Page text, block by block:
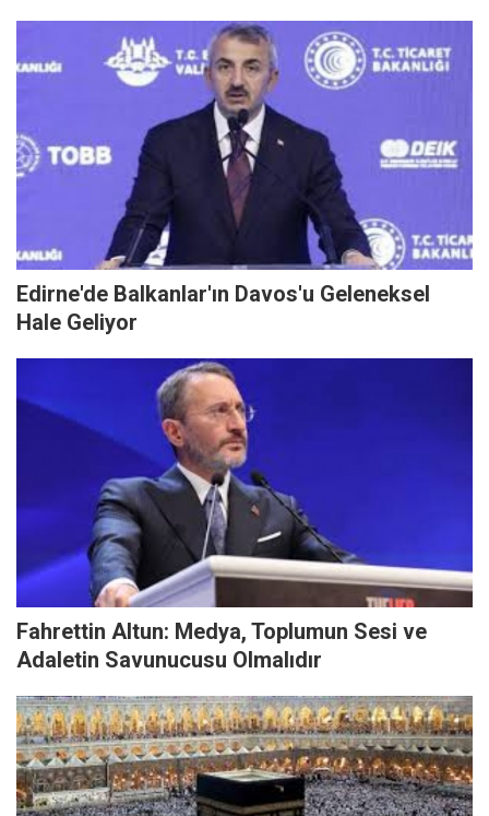
Edirne'de Balkanlar'ın Davos'u Geleneksel
Hale Geliyor
Fahrettin Altun: Medya, Toplumun Sesi ve
Adaletin Savunucusu Olmalıdır